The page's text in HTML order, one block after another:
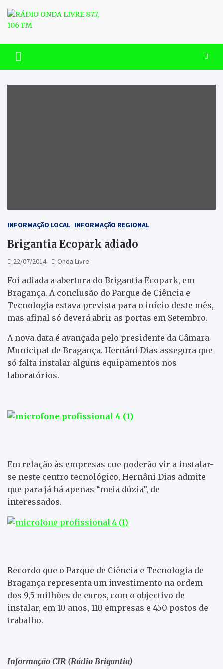
content
RÁDIO ONDA LIVRE 87.7, 106
FM
INFORMAÇÃO LOCAL INFORMAÇÃO REGIONAL
Brigantia Ecopark adiado
22/07/2014 Onda Livre
Foi adiada a abertura do Brigantia Ecopark, em
Bragança. A conclusão do Parque de Ciência e
Tecnologia estava prevista para o início deste mês,
mas afinal só deverá abrir as portas em Setembro.
A nova data é avançada pelo presidente da Câmara
Municipal de Bragança. Hernâni Dias assegura que
só falta instalar alguns equipamentos nos
laboratórios.
Em relação às empresas que poderão vir a instalar-
se neste centro tecnológico, Hernâni Dias admite
que para já há apenas “meia dúzia”, de
interessados.
Recordo que o Parque de Ciência e Tecnologia de
Bragança representa um investimento na ordem
dos 9,5 milhões de euros, com o objectivo de
instalar, em 10 anos, 110 empresas e 450 postos de
trabalho.
Informação CIR (Rádio Brigantia)